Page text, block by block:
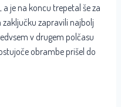
je na koncu trepetal še za
zapravili najbolj
v drugem polčasu
obrambe prišel do